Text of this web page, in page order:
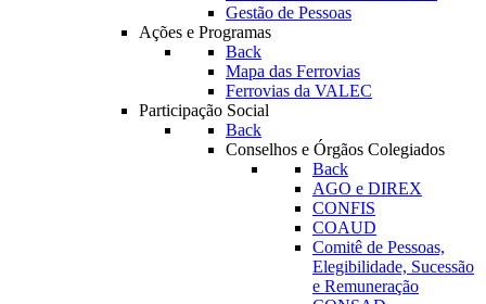
Gestão de Pessoas
Ações e Programas
Back
Mapa das Ferrovias
Ferrovias da VALEC
Participação Social
Back
Conselhos e Órgãos Colegiados
Back
AGO e DIREX
CONFIS
COAUD
Comitê de Pessoas,
Elegibilidade, Sucessão
e Remuneração